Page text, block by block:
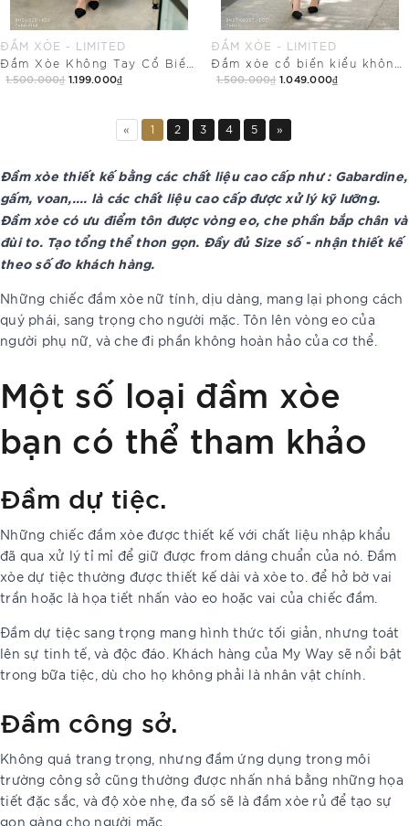
ĐẦM XÒE - LIMITED
1.500.000₫ 1.199.000₫
ĐẦM XÒE - LIMITED
1.500.000₫ 1.049.000₫
« 1 2 3 4 5 »
Đầm xòe thiết kế bằng các chất liệu cao cấp như : Gabardine,
gấm, voan,.... là các chất liệu cao cấp được xử lý kỹ lưỡng.
Đầm xòe có ưu điểm tôn được vòng eo, che phần bắp chân và
đùi to. Tạo tổng thể thon gọn. Đầy đủ Size số - nhận thiết kế
theo số đo khách hàng.
Những chiếc đầm xòe nữ tính, dịu dàng, mang lại phong cách
quý phái, sang trọng cho người mặc. Tôn lên vòng eo của
người phụ nữ, và che đi phần không hoàn hảo của cơ thể.
Một số loại đầm xòe
bạn có thể tham khảo
Đầm dự tiệc.
Những chiếc đầm xòe được thiết kế với chất liệu nhập khẩu
đã qua xử lý tỉ mỉ để giữ được from dáng chuẩn của nó. Đầm
xòe dự tiệc thường được thiết kế dài và xòe to. để hở bờ vai
trần hoặc là họa tiết nhấn vào eo hoặc vai của chiếc đầm.
Đầm dự tiệc sang trọng mang hình thức tối giản, nhưng toát
lên sự tinh tế, và độc đáo. Khách hàng của My Way sẽ nổi bật
trong bữa tiệc, dù cho họ không phải là nhân vật chính.
Đầm công sở.
Không quá trang trọng, nhưng đầm ứng dụng trong môi
trường công sở cũng thường được nhấn nhá bằng những họa
tiết đặc sắc, và độ xòe nhẹ, đa số sẽ là đầm xòe rủ để tạo sự
gọn gàng cho người mặc.